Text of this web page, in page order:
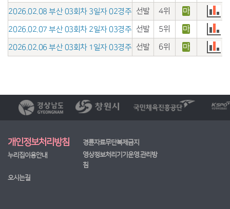
2026.02.08 부산 03회차 3일자 02경주 선발 4위 마
2026.02.07 부산 03회차 2일자 03경주 선발 5위 마
2026.02.06 부산 03회차 1일자 03경주 선발 6위 마
개인정보처리방침
경륜자료무단복제금지
누리집이용안내
영상정보처리기기운영.관리방
침
오시는길